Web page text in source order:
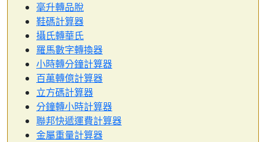
毫升轉品脫
鞋碼計算器
攝氏轉華氏
羅馬數字轉換器
小時轉分鐘計算器
百萬轉億計算器
立方碼計算器
分鐘轉小時計算器
聯邦快遞運費計算器
金屬重量計算器